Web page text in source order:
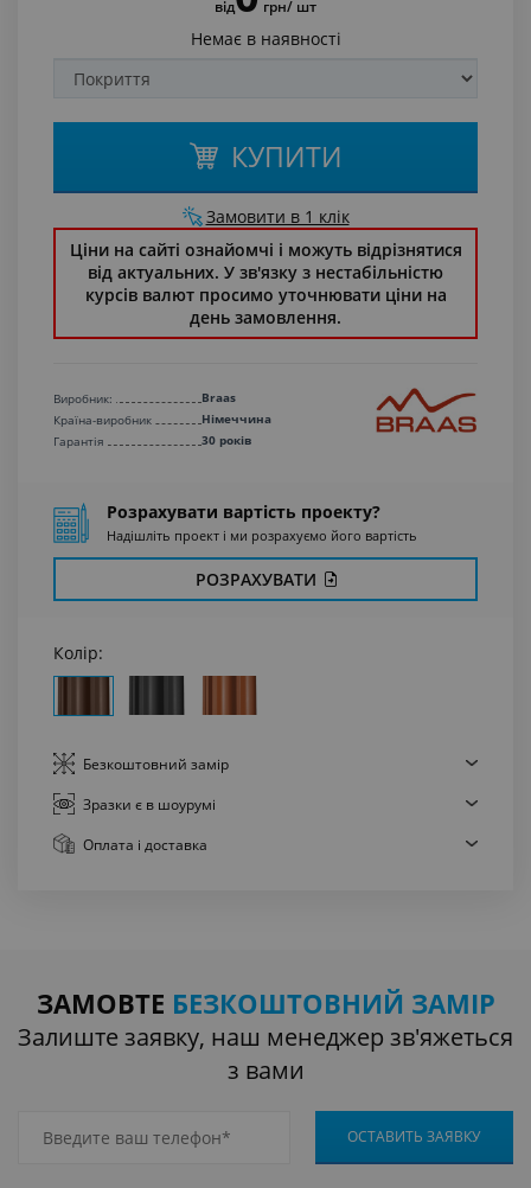
від грн/ шт
Немає в наявності
КУПИТИ
Замовити в 1 клік
Ціни на сайті ознайомчі і можуть відрізнятися
від актуальних. У зв'язку з нестабільністю
курсів валют просимо уточнювати ціни на
день замовлення.
Виробник:
Braas
Країна-виробник
Німеччина
Гарантiя
30 років
Розрахувати вартість проекту?
Надішліть проект і ми розрахуємо його вартість
РОЗРАХУВАТИ
Колір:
Безкоштовний замір
Зразки є в шоурумі
Оплата і доставка
ЗАМОВТЕ БЕЗКОШТОВНИЙ ЗАМІР
Залиште заявку, наш менеджер зв'яжеться
з вами